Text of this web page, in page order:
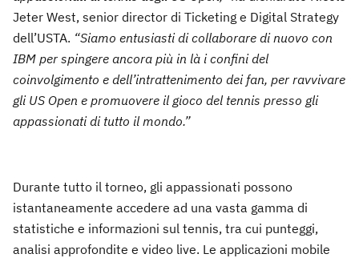
Jeter West, senior director di Ticketing e Digital Strategy
dell’USTA. “Siamo entusiasti di collaborare di nuovo con
IBM per spingere ancora più in là i confini del
coinvolgimento e dell’intrattenimento dei fan, per ravvivare
gli US Open e promuovere il gioco del tennis presso gli
appassionati di tutto il mondo.”
Durante tutto il torneo, gli appassionati possono
istantaneamente accedere ad una vasta gamma di
statistiche e informazioni sul tennis, tra cui punteggi,
analisi approfondite e video live. Le applicazioni mobile